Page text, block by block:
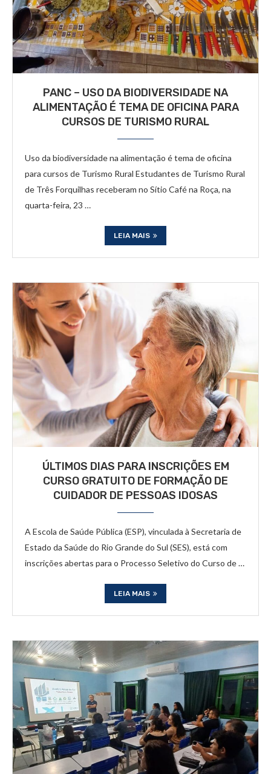
PANC – USO DA BIODIVERSIDADE NA
ALIMENTAÇÃO É TEMA DE OFICINA PARA
CURSOS DE TURISMO RURAL
Uso da biodiversidade na alimentação é tema de oficina
para cursos de Turismo Rural Estudantes de Turismo Rural
de Três Forquilhas receberam no Sítio Café na Roça, na
quarta-feira, 23 …
LEIA MAIS
ÚLTIMOS DIAS PARA INSCRIÇÕES EM
CURSO GRATUITO DE FORMAÇÃO DE
CUIDADOR DE PESSOAS IDOSAS
A Escola de Saúde Pública (ESP), vinculada à Secretaria de
Estado da Saúde do Rio Grande do Sul (SES), está com
inscrições abertas para o Processo Seletivo do Curso de …
LEIA MAIS